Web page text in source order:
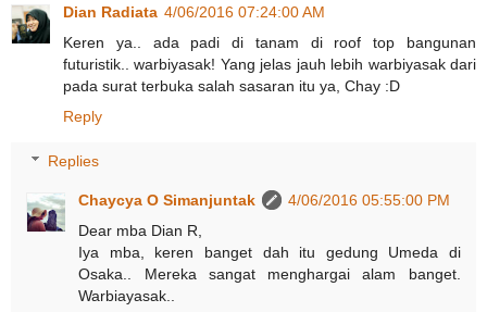
Dian Radiata 4/06/2016 07:24:00 AM
Keren ya.. ada padi di tanam di roof top bangunan
futuristik.. warbiyasak! Yang jelas jauh lebih warbiyasak dari
pada surat terbuka salah sasaran itu ya, Chay :D
Reply
Replies
Chaycya O Simanjuntak
4/06/2016 05:55:00 PM
Dear mba Dian R,
Iya mba, keren banget dah itu gedung Umeda di
Osaka.. Mereka sangat menghargai alam banget.
Warbiayasak..